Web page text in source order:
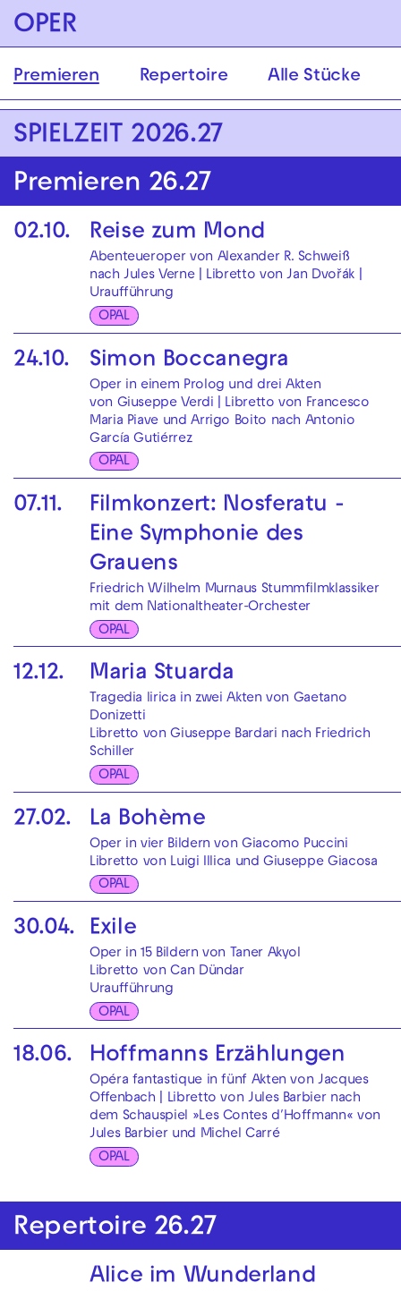
Zur Hauptnavigation springen
OPER
Premieren Repertoire Alle Stücke
SPIELZEIT 2026.27
Premieren 26.27
02.10. Reise zum Mond
Abenteueroper von Alexander R. Schweiß
nach Jules Verne | Libretto von Jan Dvořák |
Uraufführung
OPAL
24.10. Simon Boccanegra
Oper in einem Prolog und drei Akten
von Giuseppe Verdi | Libretto von Francesco
Maria Piave und Arrigo Boito nach Antonio
García Gutiérrez
OPAL
07.11.
Filmkonzert: Nosferatu -
Eine Symphonie des
Grauens
Friedrich Wilhelm Murnaus Stummfilmklassiker
mit dem Nationaltheater-Orchester
OPAL
12.12. Maria Stuarda
Tragedia lirica in zwei Akten von Gaetano
Donizetti
Libretto von Giuseppe Bardari nach Friedrich
Schiller
OPAL
27.02. La Bohème
Oper in vier Bildern von Giacomo Puccini
Libretto von Luigi Illica und Giuseppe Giacosa
OPAL
30.04. Exile
Oper in 15 Bildern von Taner Akyol
Libretto von Can Dündar
Uraufführung
OPAL
18.06. Hoffmanns Erzählungen
Opéra fantastique in fünf Akten von Jacques
Offenbach | Libretto von Jules Barbier nach
dem Schauspiel »Les Contes d′Hoffmann« von
Jules Barbier und Michel Carré
OPAL
Repertoire 26.27
Alice im Wunderland